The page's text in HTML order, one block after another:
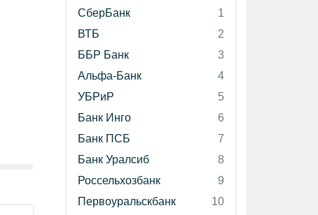
СберБанк
1
ВТБ
2
ББР Банк
3
Альфа-Банк
4
УБРиР
5
Банк Инго
6
Банк ПСБ
7
Банк Уралсиб
8
Россельхозбанк
9
Первоуральскбанк
10